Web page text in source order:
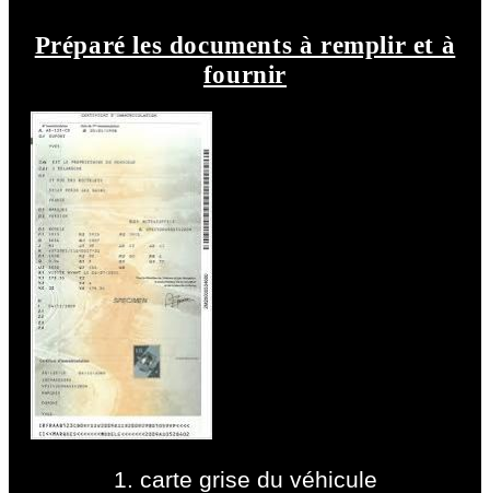
Préparé les documents à remplir et à
fournir
1. carte grise du véhicule